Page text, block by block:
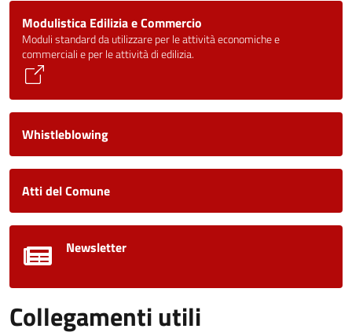
Modulistica Edilizia e Commercio
Moduli standard da utilizzare per le attività economiche e
commerciali e per le attività di edilizia.
Whistleblowing
Atti del Comune
Newsletter
Collegamenti utili